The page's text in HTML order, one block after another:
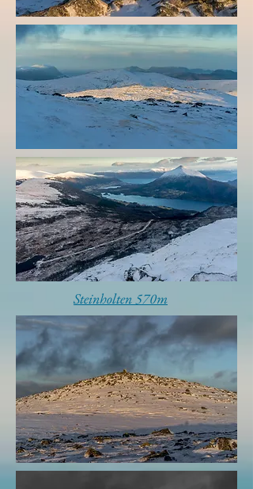
Steinholten 570m